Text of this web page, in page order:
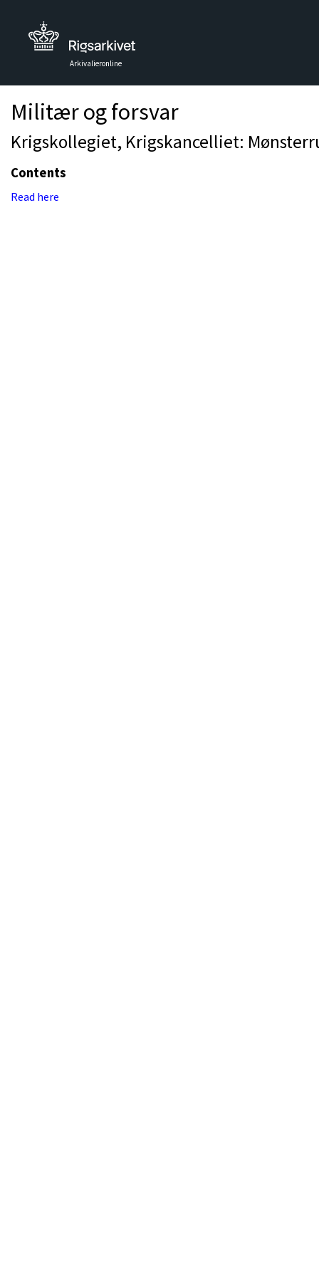
Arkivalieronline
Militær og forsvar
Krigskollegiet, Krigskancelliet:
Contents
Read here